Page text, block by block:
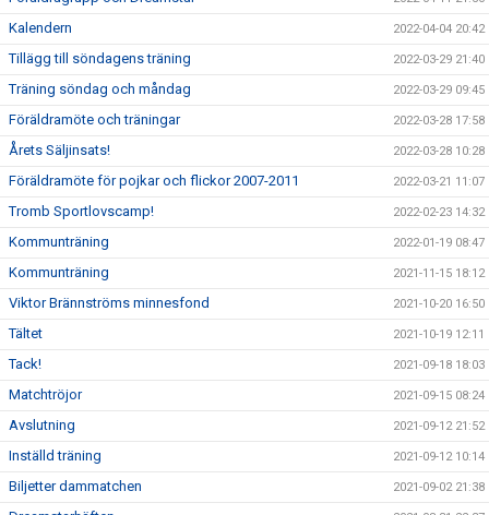
Kalendern 2022-04-04 20:42
Tillägg till söndagens träning 2022-03-29 21:40
Träning söndag och måndag 2022-03-29 09:45
Föräldramöte och träningar 2022-03-28 17:58
Årets Säljinsats! 2022-03-28 10:28
Föräldramöte för pojkar och flickor 2007-2011 2022-03-21 11:07
Tromb Sportlovscamp! 2022-02-23 14:32
Kommunträning 2022-01-19 08:47
Kommunträning 2021-11-15 18:12
Viktor Brännströms minnesfond 2021-10-20 16:50
Tältet 2021-10-19 12:11
Tack! 2021-09-18 18:03
Matchtröjor 2021-09-15 08:24
Avslutning 2021-09-12 21:52
Inställd träning 2021-09-12 10:14
Biljetter dammatchen 2021-09-02 21:38